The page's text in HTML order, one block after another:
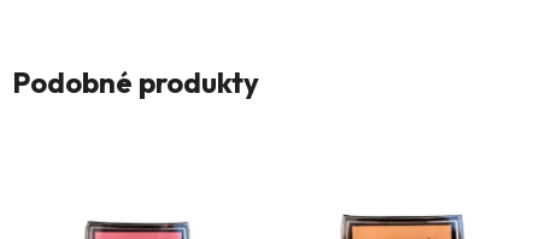
Podobné produkty